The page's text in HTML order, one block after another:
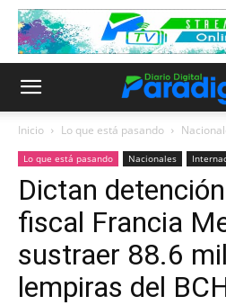
Inicio Lo que está pasando
Lo que está pasando Nacionales
Dictan
fiscal Francia
sustraer 88.6
lempiras del